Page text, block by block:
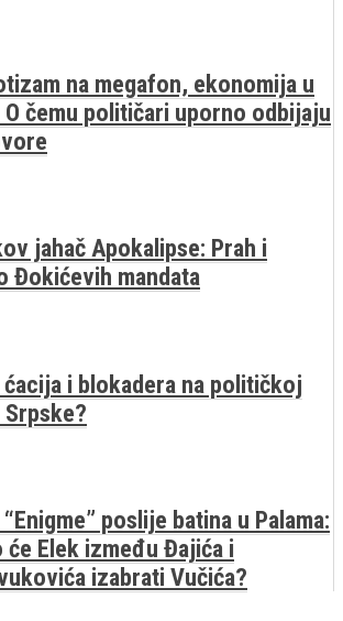
na megafon, ekonomija u
čemu političari uporno odbijaju
jahač Apokalipse: Prah i
Đokićevih mandata
ćacija i blokadera na političkoj
poslije batina u Palama:
će Elek između Đajića i
izabrati Vučića?